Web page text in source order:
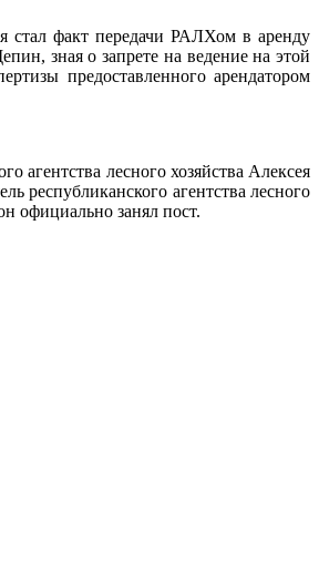
стал факт передачи РАЛХом в аренду
зная о запрете на ведение на этой
предоставленного арендатором
агентства лесного хозяйства Алексея
республиканского агентства лесного
официально занял пост.